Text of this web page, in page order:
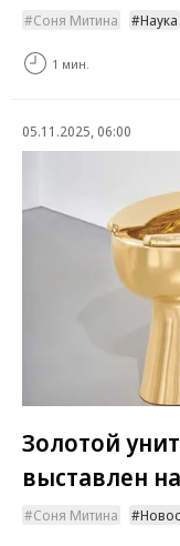
Соня Митина Наука
1 мин.
05.11.2025, 06:00
Золотой
выставлен
Соня Митина